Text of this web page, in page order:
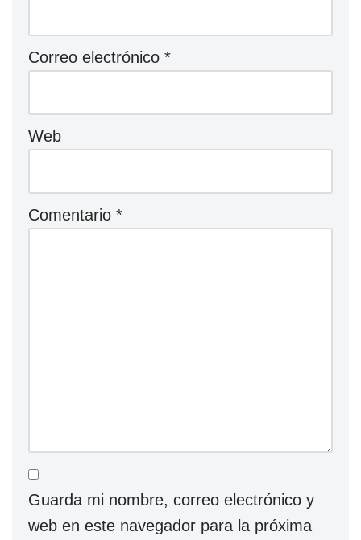
Correo electrónico *
Web
Comentario *
Guarda mi nombre, correo electrónico y
web en este navegador para la próxima